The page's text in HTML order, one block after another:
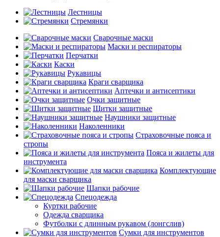
Лестницы
Стремянки
Сварочные маски
Маски и респираторы
Перчатки
Каски
Рукавицы
Краги сварщика
Аптечки и антисептики
Очки защитные
Щитки защитные
Наушники защитные
Наколенники
Страховочные пояса и
стропы
Пояса и жилеты для
инструмента
Комплектующие
для маски сварщика
Шапки рабочие
Спецодежда
Куртки рабочие
Одежда сварщика
Футболки с длинным рукавом (лонгслив)
Сумки для инструментов